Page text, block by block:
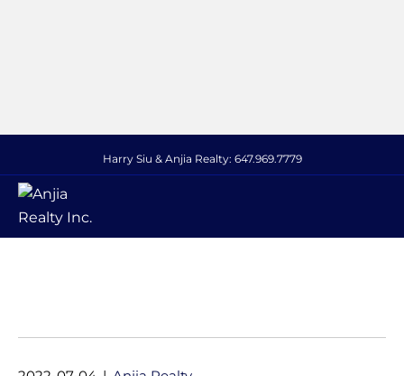
Harry Siu & Anjia Realty: 647.969.7779